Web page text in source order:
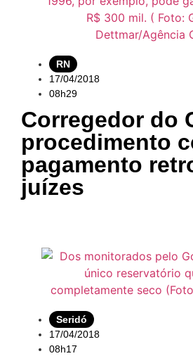
RN
17/04/2018
08h29
Corregedor do
procedimento
pagamento
juízes
Seridó
17/04/2018
08h17